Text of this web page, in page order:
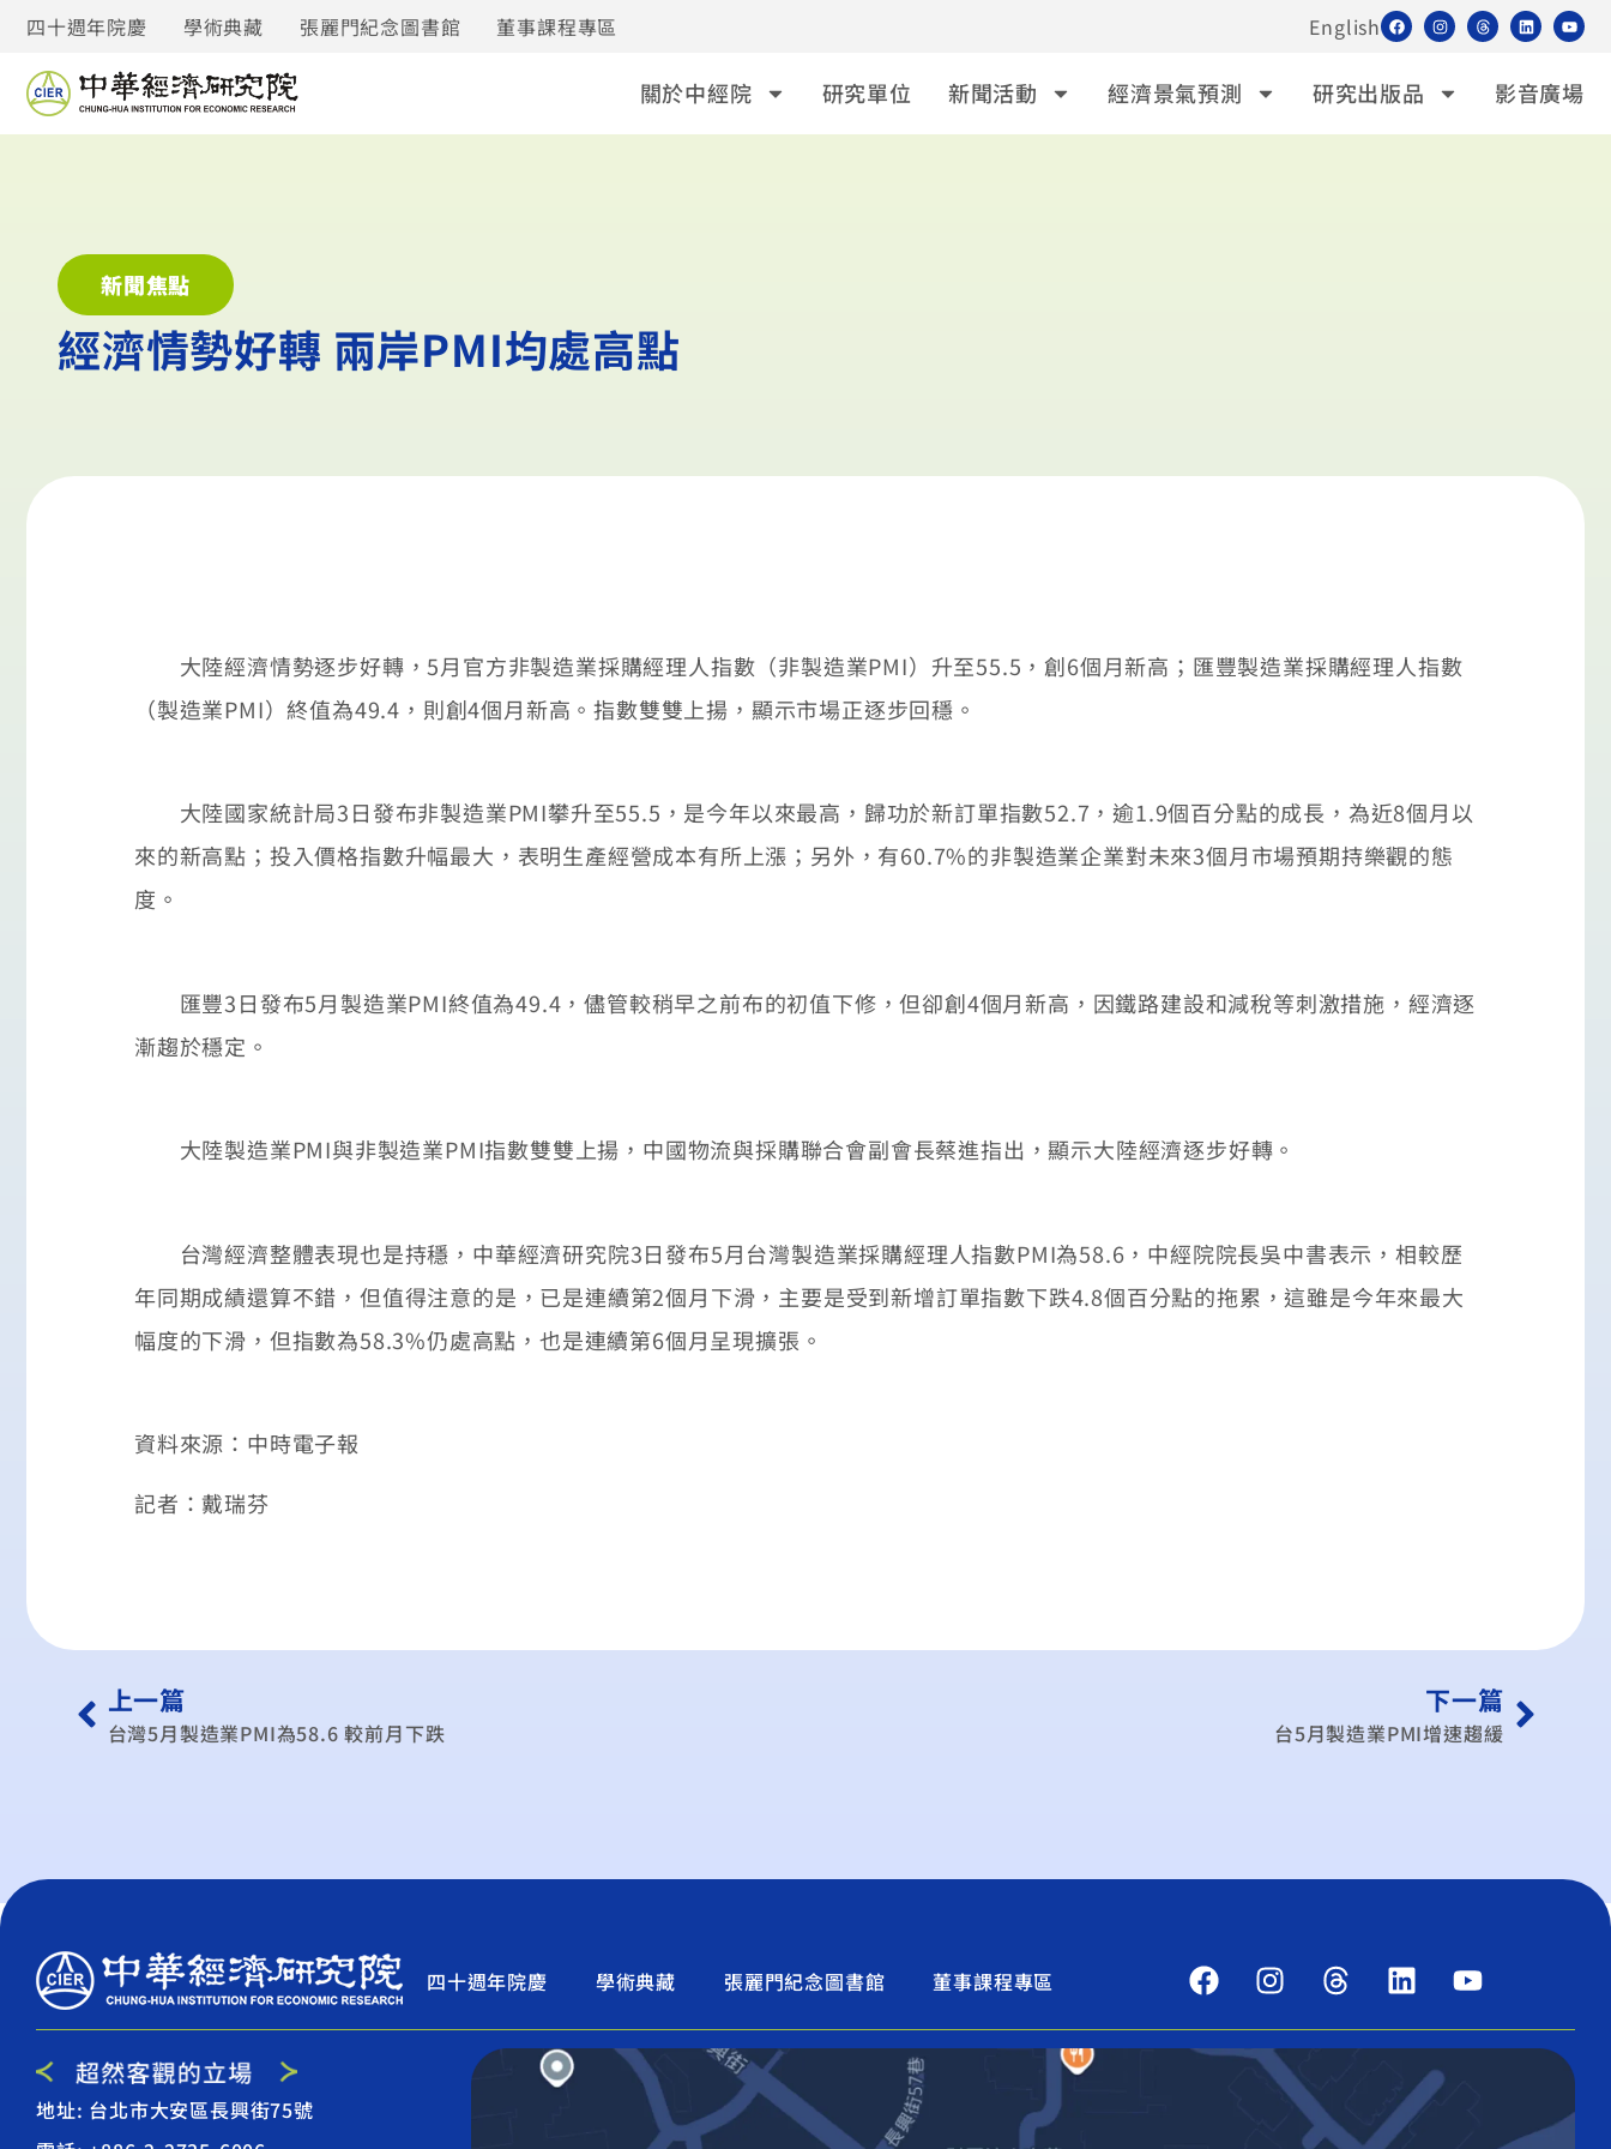
四十週年院慶 學術典藏 張麗門紀念圖書館 董事課程專區 English
關於中經院 研究單位 新聞活動 經濟景氣預測 研究出版品 影音廣場
新聞焦點
經濟情勢好轉 兩岸PMI均處高點
大陸經濟情勢逐步好轉，5月官方非製造業採購經理人指數（非製造業PMI）升至55.5，創6個月新高；匯豐製造業採購經理人指數
（製造業PMI）終值為49.4，則創4個月新高。指數雙雙上揚，顯示市場正逐步回穩。
大陸國家統計局3日發布非製造業PMI攀升至55.5，是今年以來最高，歸功於新訂單指數52.7，逾1.9個百分點的成長，為近8個月以
來的新高點；投入價格指數升幅最大，表明生產經營成本有所上漲；另外，有60.7%的非製造業企業對未來3個月市場預期持樂觀的態
度。
匯豐3日發布5月製造業PMI終值為49.4，儘管較稍早之前布的初值下修，但卻創4個月新高，因鐵路建設和減稅等刺激措施，經濟逐
漸趨於穩定。
大陸製造業PMI與非製造業PMI指數雙雙上揚，中國物流與採購聯合會副會長蔡進指出，顯示大陸經濟逐步好轉。
台灣經濟整體表現也是持穩，中華經濟研究院3日發布5月台灣製造業採購經理人指數PMI為58.6，中經院院長吳中書表示，相較歷
年同期成績還算不錯，但值得注意的是，已是連續第2個月下滑，主要是受到新增訂單指數下跌4.8個百分點的拖累，這雖是今年來最大
幅度的下滑，但指數為58.3%仍處高點，也是連續第6個月呈現擴張。
資料來源：中時電子報
記者：戴瑞芬
上一篇
台灣5月製造業PMI為58.6 較前月下跌
下一篇
台5月製造業PMI增速趨緩
四十週年院慶 學術典藏 張麗門紀念圖書館 董事課程專區
地址: 台北市大安區長興街75號